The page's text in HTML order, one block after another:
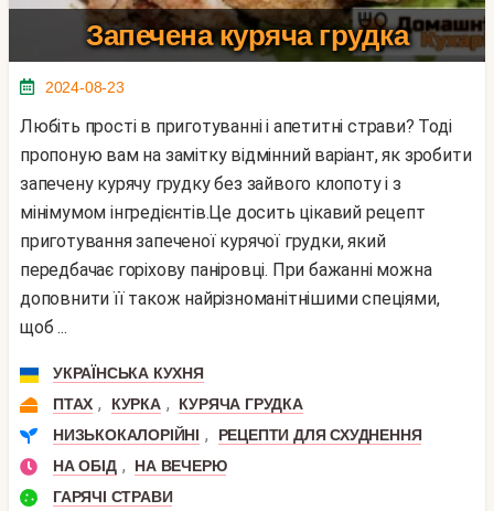
Запечена куряча грудка
2024-08-23
Любіть прості в приготуванні і апетитні страви? Тоді
пропоную вам на замітку відмінний варіант, як зробити
запечену курячу грудку без зайвого клопоту і з
мінімумом інгредієнтів.Це досить цікавий рецепт
приготування запеченої курячої грудки, який
передбачає горіхову паніровці. При бажанні можна
доповнити її також найрізноманітнішими спеціями,
щоб ...
УКРАЇНСЬКА КУХНЯ
ПТАХ , КУРКА ,
КУРЯЧА ГРУДКА
НИЗЬКОКАЛОРІЙНІ ,
РЕЦЕПТИ ДЛЯ СХУДНЕННЯ
НА ОБІД ,
НА ВЕЧЕРЮ
ГАРЯЧІ СТРАВИ